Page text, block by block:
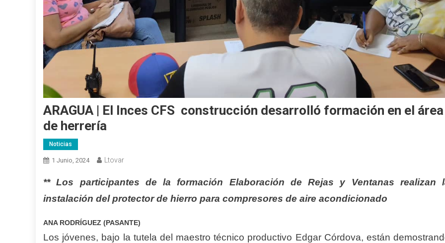
ARAGUA | El Inces CFS construcción desarrolló formación en el área
de herrería
Noticias
1 Junio, 2024 Ltovar
** Los participantes de la formación Elaboración de Rejas y Ventanas realizan
instalación del protector de hierro para compresores de aire acondicionado
ANA RODRÍGUEZ (PASANTE)
Los jóvenes, bajo la tutela del maestro técnico productivo Edgar Córdova, están